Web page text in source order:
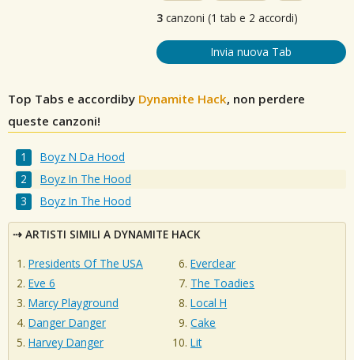
3 canzoni (1 tab e 2 accordi)
Invia nuova Tab
Top Tabs e accordiby Dynamite Hack, non perdere
queste canzoni!
Boyz N Da Hood
Boyz In The Hood
Boyz In The Hood
ARTISTI SIMILI A DYNAMITE HACK
Presidents Of The USA
Eve 6
Marcy Playground
Danger Danger
Harvey Danger
Everclear
The Toadies
Local H
Cake
Lit